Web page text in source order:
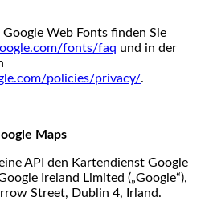
Web Fonts finden Sie
fonts/faq und in der
policies/privacy/.
Maps
API den Kartendienst Google
Ireland Limited („Google“),
Street, Dublin 4, Irland.